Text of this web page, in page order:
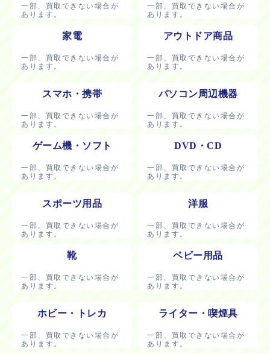
一部、買取できない場合が
あります。
一部、買取できない場合が
あります。
家電
一部、買取できない場合が
あります。
アウトドア商品
一部、買取できない場合が
あります。
スマホ・携帯
一部、買取できない場合が
あります。
パソコン周辺機器
一部、買取できない場合が
あります。
ゲーム機・ソフト
一部、買取できない場合が
あります。
DVD・CD
一部、買取できない場合が
あります。
スポーツ用品
一部、買取できない場合が
あります。
洋服
一部、買取できない場合が
あります。
靴
一部、買取できない場合が
あります。
ベビー用品
一部、買取できない場合が
あります。
ホビー・トレカ
一部、買取できない場合が
あります。
ライター・喫煙具
一部、買取できない場合が
あります。